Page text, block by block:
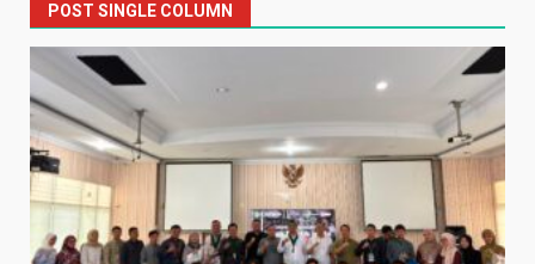
POST SINGLE COLUMN